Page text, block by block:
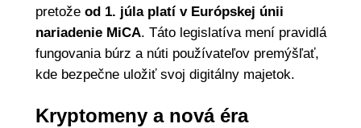
pretože od 1. júla platí v Európskej únii
nariadenie MiCA. Táto legislatíva mení pravidlá
fungovania búrz a núti používateľov premýšľať,
kde bezpečne uložiť svoj digitálny majetok.
Kryptomeny a nová éra